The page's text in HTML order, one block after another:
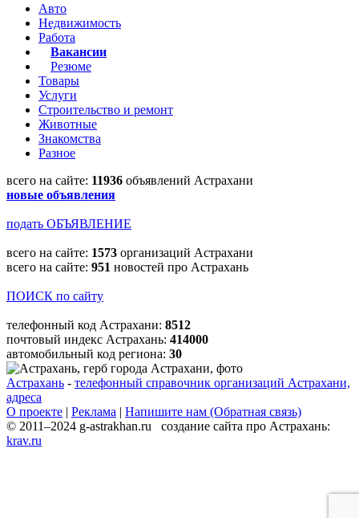
Авто
Недвижимость
Работа
Вакансии
Резюме
Товары
Услуги
Строительство и ремонт
Животные
Знакомства
Разное
всего на сайте: 11936 объявлений Астрахани
новые объявления
подать ОБЪЯВЛЕНИЕ
всего на сайте: 1573 организаций Астрахани
всего на сайте: 951 новостей про Астрахань
ПОИСК по сайту
телефонный код Астрахани: 8512
почтовый индекс Астрахань: 414000
автомобильный код региона: 30
Астрахань - телефонный справочник организаций Астрахани,
адреса
О проекте | Реклама | Напишите нам (Обратная связь)
© 2011–2024 g-astrakhan.ru создание сайта про Астрахань:
krav.ru